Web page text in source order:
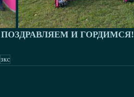
ПОЗДРАВЛЯЕМ И ГОРДИМСЯ!
зкс